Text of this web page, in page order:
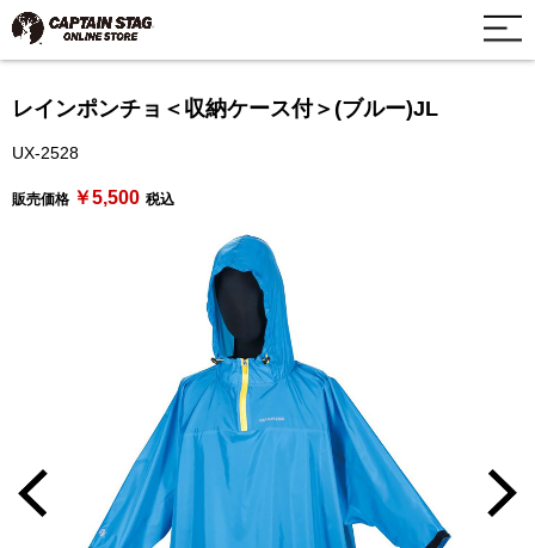
レインポンチョ＜収納ケース付＞(ブルー)JL
UX-2528
販売価格 ￥5,500 税込